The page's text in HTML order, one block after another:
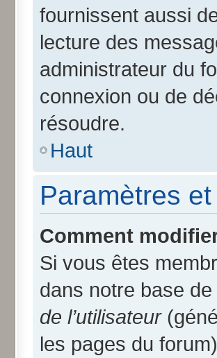
fournissent aussi
lecture des
administrateur du
connexion ou de
résoudre.
Haut
Paramètres
Comment
Si vous êtes
dans notre base
de l’utilisateur
les pages du